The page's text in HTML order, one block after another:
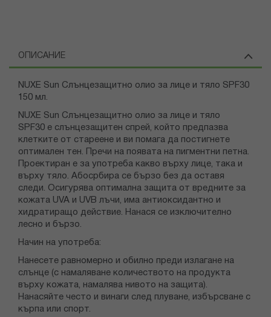
ОПИСАНИЕ
NUXE Sun Слънцезащитно олио за лице и тяло SPF30
150 мл.
NUXE Sun Слънцезащитно олио за лице и тяло
SPF30 е слънцезащитен спрей, който предпазва
клетките от стареене и ви помага да постигнете
оптимален тен. Пречи на появата на пигментни петна.
Проектиран е за употреба какво върху лице, така и
върху тяло. Абосрбира се бързо без да оставя
следи. Осигурява оптимална защита от вредните за
кожата UVA и UVB лъчи, има антиоксидантно и
хидратиращо действие. Нанася се изключително
лесно и бързо.
Начин на употреба:
Нанесете равномерно и обилно преди излагане на
слънце (с намаляване количеството на продукта
върху кожата, намалява нивото на защита).
Нанасяйте често и винаги след плуване, избърсване с
кърпа или спорт.